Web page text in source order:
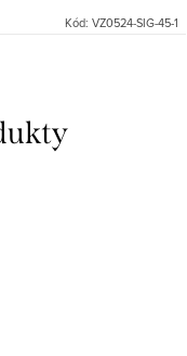
Kód: VZ0524-SIG-45-1